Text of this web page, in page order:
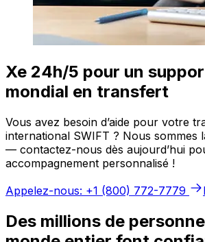
Xe 24h/5 pour un
mondial en transfert
Vous avez besoin d’aide pour votre
international SWIFT ? Nous sommes
— contactez-nous dès aujourd’hui
accompagnement personnalisé !
Appelez-nous: +1 (800) 772-7779
Des millions de